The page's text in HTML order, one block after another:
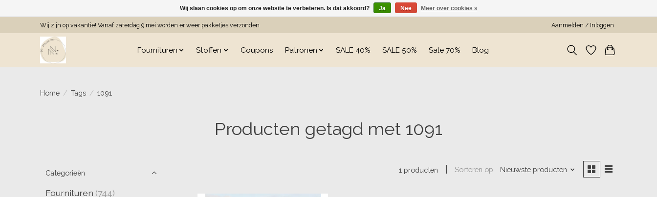
Wij zijn op vakantie! Vanaf zaterdag 9 mei worden er weer pakketjes verzonden Aanmelden / Inloggen
Fournituren Stoffen Coupons Patronen SALE 40% SALE 50% Sale 70% Blog
Home / Tags / 1091
Producten getagd met 1091
Categorieën
Fournituren (744)
1 producten Sorteren op Nieuwste producten
Wij slaan cookies op om onze website te verbeteren. Is dat akkoord? Ja Nee Meer over cookies »